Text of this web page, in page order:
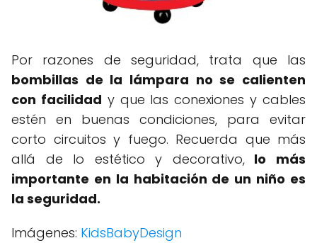
Por razones de seguridad, trata que las
bombillas de la lámpara no se calienten
con facilidad y que las conexiones y cables
estén en buenas condiciones, para evitar
corto circuitos y fuego. Recuerda que más
allá de lo estético y decorativo,lo más
importante en la habitación de un niño es
la seguridad.
Imágenes: KidsBabyDesign